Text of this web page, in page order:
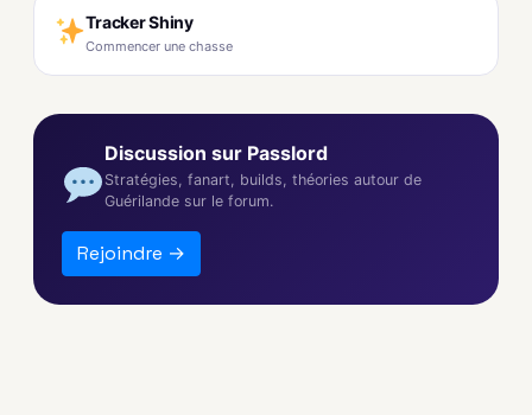
Tracker Shiny
Commencer une chasse
Discussion sur Passlord
Stratégies, fanart, builds, théories autour de
Guérilande sur le forum.
Rejoindre →